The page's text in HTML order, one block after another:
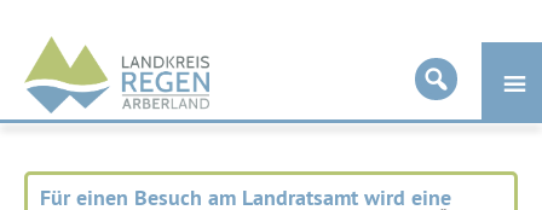
Landkreis
Regen
Für einen Besuch am Landratsamt wird eine